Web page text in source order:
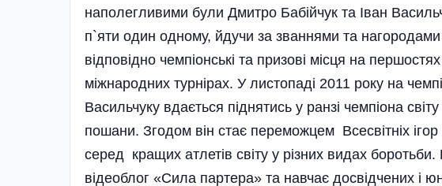
наполегливими були Дмитро Бабійчук та Іван
п`яти один одному, йдучи за званнями та нагородами
відповідно чемпіонські та призові місця на
міжнародних турнірах. У листопаді 2011 року на
Васильчуку вдається піднятись у ранзі чемпіона
пошани. Згодом він стає переможцем Всесвітніх ігор
серед кращих атлетів світу у різних видах
відеоблог «Сила партера» та навчає досвідчених і